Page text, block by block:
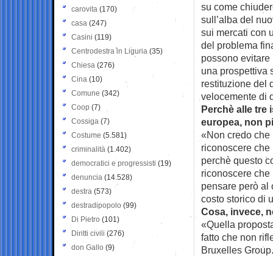
su come
sull’alba del
sui mercati con
del problema
possono
una prospettiva
restituzione del
velocemente di
Perchè alle tre
europea, non
«Non credo
riconoscere
perchè questo
riconoscere
pensare però al
costo storico di
Cosa, invece,
«Quella
fatto che non
Bruxelles
carovita (170)
casa (247)
Casini (119)
Centrodestra in Liguria (35)
Chiesa (276)
Cina (10)
Comune (342)
Coop (7)
Cossiga (7)
Costume (5.581)
criminalità (1.402)
democratici e progressisti (19)
denuncia (14.528)
destra (573)
destradipopolo (99)
Di Pietro (101)
Diritti civili (276)
don Gallo (9)